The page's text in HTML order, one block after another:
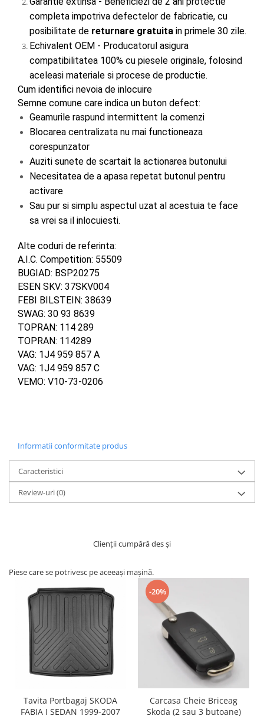
completa impotriva defectelor de fabricatie, cu
posibilitate de returnare gratuita in primele 30 zile.
Echivalent OEM - Producatorul asigura
compatibilitatea 100% cu piesele originale, folosind
aceleasi materiale si procese de productie.
Cum identifici nevoia de inlocuire
Semne comune care indica un buton defect:
Geamurile raspund intermittent la comenzi
Blocarea centralizata nu mai functioneaza
corespunzator
Auziti sunete de scartait la actionarea butonului
Necesitatea de a apasa repetat butonul pentru
activare
Sau pur si simplu aspectul uzat al acestuia te face
sa vrei sa il inlocuiesti.
Alte coduri de referinta:
A.I.C. Competition: 55509
BUGIAD: BSP20275
ESEN SKV: 37SKV004
FEBI BILSTEIN: 38639
SWAG: 30 93 8639
TOPRAN: 114 289
TOPRAN: 114289
VAG: 1J4 959 857 A
VAG: 1J4 959 857 C
VEMO: V10-73-0206
Informatii conformitate produs
Caracteristici
Review-uri(0)
Clienții cumpără des și
Piese care se potrivesc pe aceeași mașină.
Tavita Portbagaj SKODA
FABIA I SEDAN 1999-2007
-20%
Carcasa Cheie Briceag
Skoda (2 sau 3 butoane)